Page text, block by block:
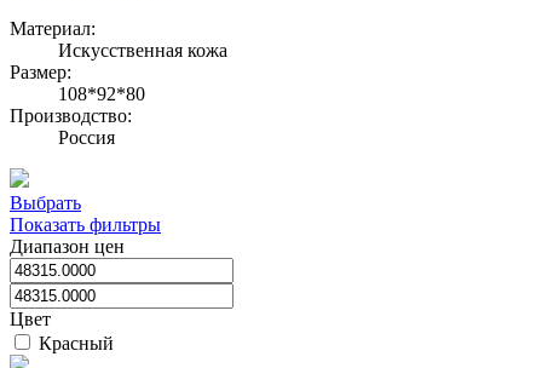
Материал:
Искусственная кожа
Размер:
108*92*80
Производство:
Россия
Выбрать
Показать фильтры
Диапазон цен
Цвет
Красный